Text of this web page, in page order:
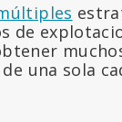
de
una sola